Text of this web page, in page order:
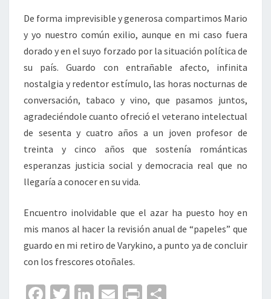
De forma imprevisible y generosa compartimos Mario
y yo nuestro común exilio, aunque en mi caso fuera
dorado y en el suyo forzado por la situación política de
su país. Guardo con entrañable afecto, infinita
nostalgia y redentor estímulo, las horas nocturnas de
conversación, tabaco y vino, que pasamos juntos,
agradeciéndole cuanto ofreció el veterano intelectual
de sesenta y cuatro años a un joven profesor de
treinta y cinco años que sostenía románticas
esperanzas justicia social y democracia real que no
llegaría a conocer en su vida.
Encuentro inolvidable que el azar ha puesto hoy en
mis manos al hacer la revisión anual de “papeles” que
guardo en mi retiro de Varykino, a punto ya de concluir
con los frescores otoñales.
Fa T
Li
E
Pr